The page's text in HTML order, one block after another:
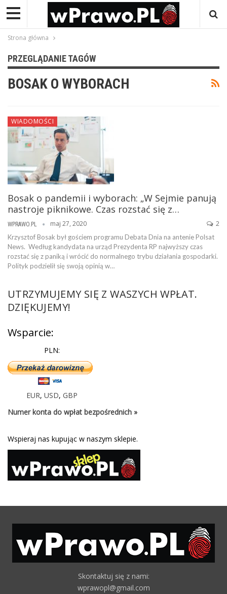
Strona główna
PRZEGLĄDANIE TAGÓW
BOSAK O WYBORACH
WIADOMOŚCI
Bosak o pandemii i wyborach: „W Sejmie panują
nastroje piknikowe. Czas rozstać się z…
WPRAWO.PL maj 27, 2020 2
Krzysztof Bosak był gościem programu Debata Dnia na antenie Polsat
News. Według kandydata na urząd Prezydenta RP najwyższy czas
rozstać się z paniką i wrócić do normalnego trybu działania gospodarki.
Polityk podzielił się swoją opinią w…
UTRZYMUJEMY SIĘ Z WASZYCH WPŁAT.
DZIĘKUJEMY!
Wsparcie:
PLN:
EUR, USD, GBP
Numer konta do wpłat bezpośrednich »
Wspieraj nas kupując w naszym sklepie.
Skontaktuj się z nami:
wprawopl@gmail.com